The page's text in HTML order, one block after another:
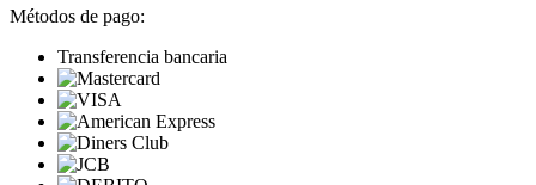
Métodos de pago:
Transferencia bancaria